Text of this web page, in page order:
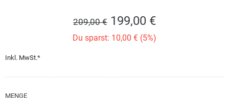
209,00 € 199,00 €
Du sparst: 10,00 € (5%)
Inkl. MwSt.*
MENGE